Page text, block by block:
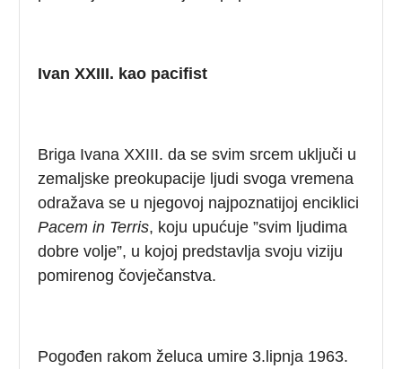
Ivan XXIII. kao pacifist
Briga Ivana XXIII. da se svim srcem uključi u
zemaljske preokupacije ljudi svoga vremena
odražava se u njegovoj najpoznatijoj enciklici
Pacem in Terris, koju upućuje ”svim ljudima
dobre volje”, u kojoj predstavlja svoju viziju
pomirenog čovječanstva.
Pogođen rakom želuca umire 3.lipnja 1963.